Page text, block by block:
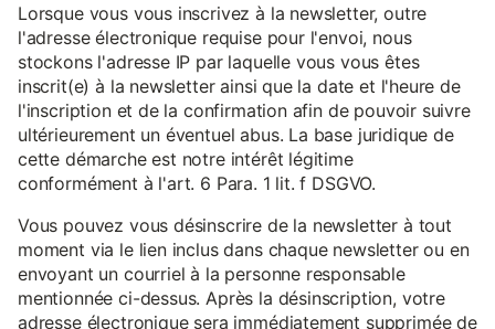
Lorsque vous vous inscrivez à la newsletter, outre
l'adresse électronique requise pour l'envoi, nous
stockons l'adresse IP par laquelle vous vous êtes
inscrit(e) à la newsletter ainsi que la date et l'heure de
l'inscription et de la confirmation afin de pouvoir suivre
ultérieurement un éventuel abus. La base juridique de
cette démarche est notre intérêt légitime
conformément à l'art. 6 Para. 1 lit. f DSGVO.
Vous pouvez vous désinscrire de la newsletter à tout
moment via le lien inclus dans chaque newsletter ou en
envoyant un courriel à la personne responsable
mentionnée ci-dessus. Après la désinscription, votre
adresse électronique sera immédiatement supprimée de